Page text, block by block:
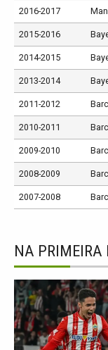
2016-2017
2015-2016
2014-2015
2013-2014
2011-2012
2010-2011
2009-2010
2008-2009
2007-2008
NA PRIMEIRA